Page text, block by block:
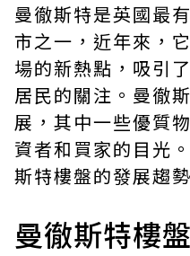
曼徹斯特是英國最
市之一，近年來，
場的新熱點，吸引
居民的關注。曼徹
展，其中一些優質
資者和買家的目光
斯特樓盤的發展趨
曼徹斯特樓